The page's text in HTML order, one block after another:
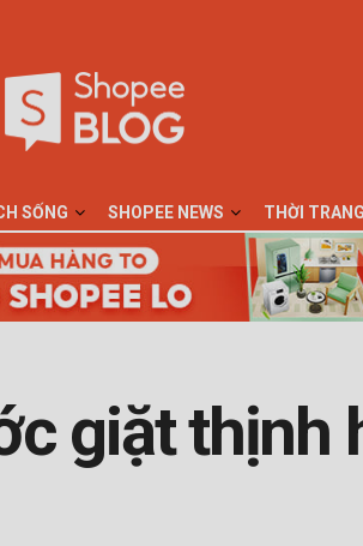
SỐNG SHOPEE NEWS THỜI
giặt thịnh